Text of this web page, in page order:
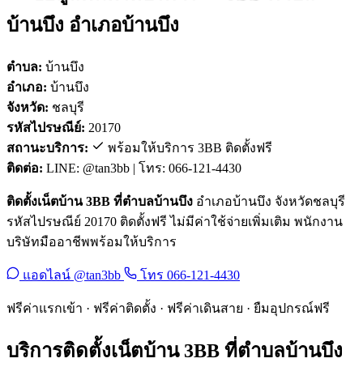
บ้านบึง อำเภอบ้านบึง
ตำบล: บ้านบึง
อำเภอ: บ้านบึง
จังหวัด: ชลบุรี
รหัสไปรษณีย์: 20170
สถานะบริการ:
พร้อมให้บริการ 3BB ติดตั้งฟรี
ติดต่อ: LINE: @tan3bb | โทร: 066-121-4430
ติดตั้งเน็ตบ้าน 3BB ที่ตำบลบ้านบึง อำเภอบ้านบึง จังหวัดชลบุรี
รหัสไปรษณีย์ 20170 ติดตั้งฟรี ไม่มีค่าใช้จ่ายเพิ่มเติม พนักงาน
บริษัทมืออาชีพพร้อมให้บริการ
แอดไลน์ @tan3bb โทร 066-121-4430
ฟรีค่าแรกเข้า · ฟรีค่าติดตั้ง · ฟรีค่าเดินสาย · ยืมอุปกรณ์ฟรี
บริการติดตั้งเน็ตบ้าน 3BB ที่ตำบลบ้านบึง